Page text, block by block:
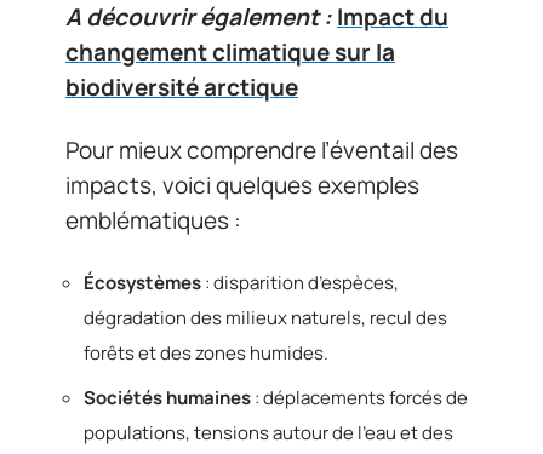
A découvrir également :Impact du
changement climatique sur la
biodiversité arctique
Pour mieux comprendre l’éventail des
impacts, voici quelques exemples
emblématiques :
Écosystèmes: disparition d’espèces,
dégradation des milieux naturels, recul des
forêts et des zones humides.
Sociétés humaines: déplacements forcés de
populations, tensions autour de l’eau et des